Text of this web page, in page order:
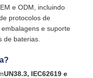
e ODM, incluindo
protocolos de
e suporte
de baterias.
UN38.3, IEC62619 e